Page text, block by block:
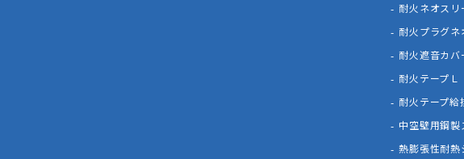
耐火ネオスリ
耐火プラグネ
耐火遮音カバ
耐火テープＬ
耐火テープ給
中空壁用鋼製
熱膨張性耐熱